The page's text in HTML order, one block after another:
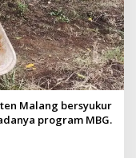
Malang bersyukur
program MBG.